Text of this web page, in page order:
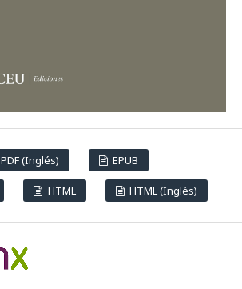
PDF (Inglés) EPUB
HTML HTML (Inglés)